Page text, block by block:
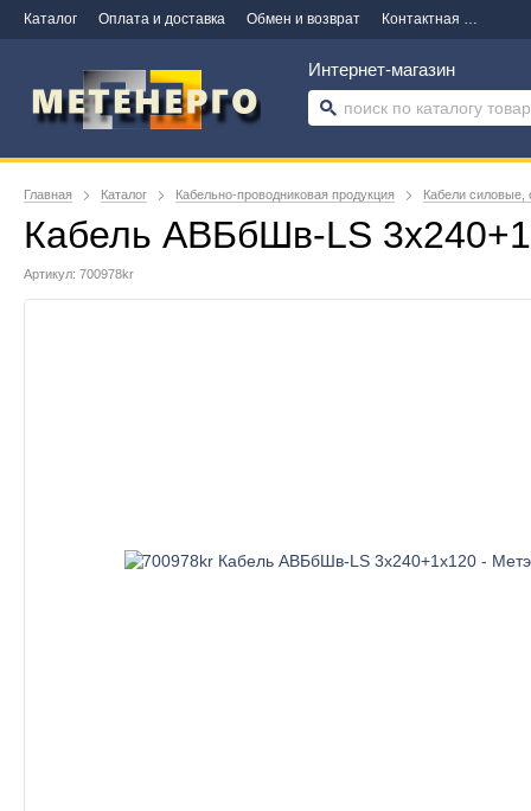
Каталог Оплата и доставка Обмен и возврат Контактная информация
Интернет-магазин
Главная Каталог Кабельно-проводниковая продукция Кабели силовые,
Кабель АВБбШв-LS
Артикул: 700978kr